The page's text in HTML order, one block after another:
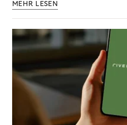
MEHR LESEN